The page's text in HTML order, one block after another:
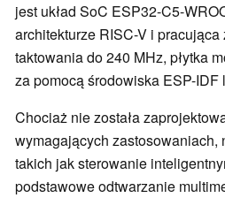
jest układ SoC ESP32-C5-
architekturze RISC-V i
taktowania do 240 MHz, płytka
za pomocą środowiska ESP-IDF
Chociaż nie została
wymagających zastosowaniach,
takich jak sterowanie
podstawowe odtwarzanie